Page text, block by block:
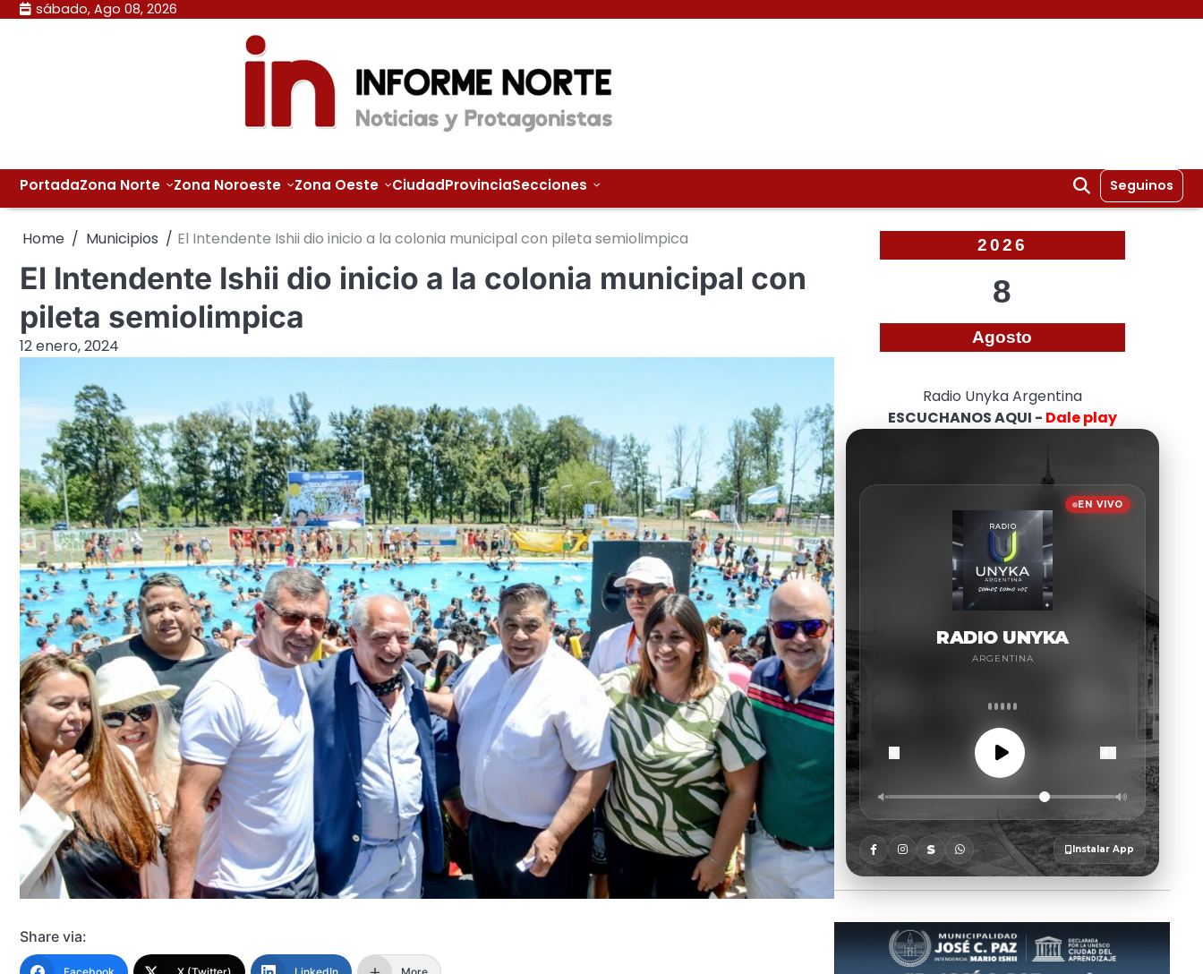
Skip sábado, Ago 08, 2026
PortadaZona Norte Zona Noroeste Zona Oeste CiudadProvinciaSecciones Seguinos
Home Municipios El Intendente Ishii dio inicio a la colonia municipal con pileta semiolimpica
El Intendente Ishii dio inicio a la colonia municipal con
pileta semiolimpica
12 enero, 2024
Share via:
2026
8
Agosto
Radio Unyka Argentina
ESCUCHANOS AQUI - Dale play